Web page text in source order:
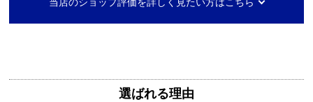
商品だけ買うならいいが、工事はしない方がいい。
当店のショップ評価を詳しく見たい方はこちら
選ばれる理由